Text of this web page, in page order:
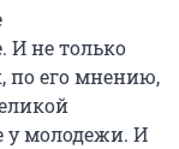
И не только
по его мнению,
у молодежи. И